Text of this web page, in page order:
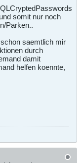
somit nur noch
Parken..
saemtlich mir
durch
damit
helfen koennte,